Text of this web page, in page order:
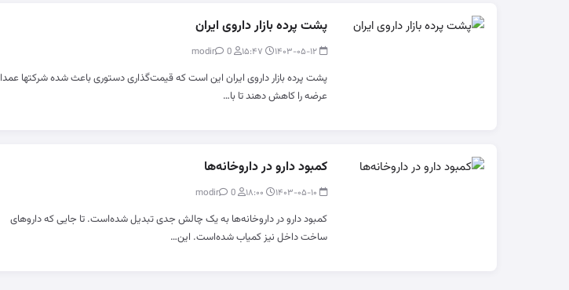
پشت پرده بازار داروی ایران
0
پشت پرده بازار داروی ایران این است که قیمت‌گذاری دستوری باعث شده شرکتها عمدا
عرضه را کاهش دهند تا با…
کمبود دارو در داروخانه‌ها
0
کمبود دارو در داروخانه‌ها به یک چالش جدی تبدیل شده‌است. تا جایی که داروهای
ساخت داخل نیز کمیاب شده‌است. این…